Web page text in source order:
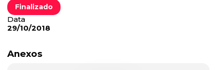
Finalizado
Data
29/10/2018
Anexos